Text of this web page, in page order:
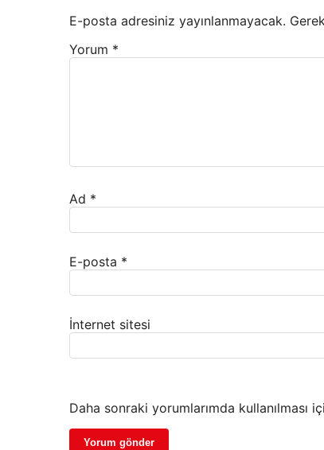
E-posta adresiniz yayınlanmayacak.
Yorum *
Ad *
E-posta *
İnternet sitesi
Daha sonraki yorumlarımda kullanılması